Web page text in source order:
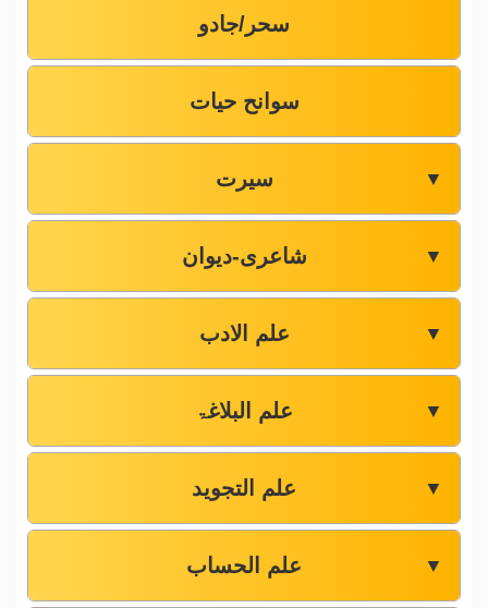
سحر/جادو
سوانح حیات
سیرت ▼
شاعری-دیوان ▼
علم الادب ▼
علم البلاغۃ ▼
علم التجوید ▼
علم الحساب ▼